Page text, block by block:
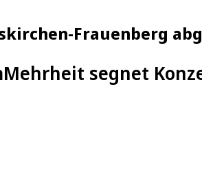
Frauenberg
Mehrheit segnet